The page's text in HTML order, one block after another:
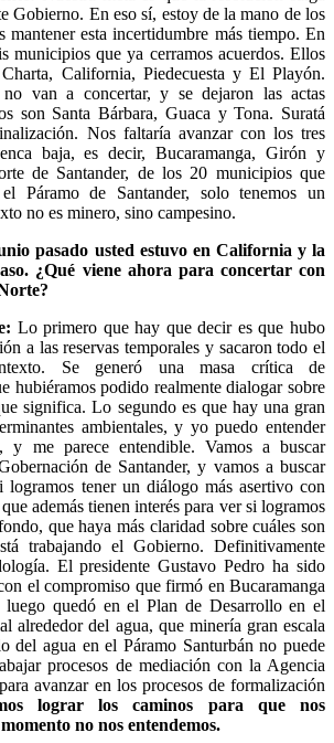
Gobierno. En eso sí, estoy de la mano de los
mantener esta incertidumbre más tiempo. En
municipios que ya cerramos acuerdos. Ellos
California, Piedecuesta y El Playón.
van a concertar, y se dejaron las actas
son Santa Bárbara, Guaca y Tona. Suratá
Nos faltaría avanzar con los tres
baja, es decir, Bucaramanga, Girón y
de Santander, de los 20 municipios que
Páramo de Santander, solo tenemos un
no es minero, sino campesino.
pasado usted estuvo en California y la
¿Qué viene ahora para concertar con
Lo primero que hay que decir es que hubo
a las reservas temporales y sacaron todo el
Se generó una masa crítica de
hubiéramos podido realmente dialogar sobre
significa. Lo segundo es que hay una gran
ambientales, y yo puedo entender
y me parece entendible. Vamos a buscar
de Santander, y vamos a buscar
logramos tener un diálogo más asertivo con
además tienen interés para ver si logramos
que haya más claridad sobre cuáles son
trabajando el Gobierno. Definitivamente
El presidente Gustavo Pedro ha sido
el compromiso que firmó en Bucaramanga
luego quedó en el Plan de Desarrollo en el
alrededor del agua, que minería gran escala
del agua en el Páramo Santurbán no puede
procesos de mediación con la Agencia
avanzar en los procesos de formalización
lograr los caminos para que nos
no nos entendemos.